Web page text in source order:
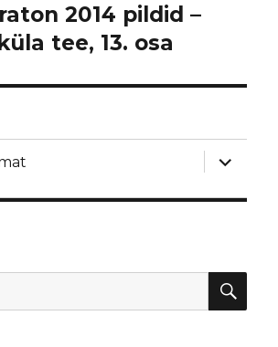
2014 pildid –
tee, 13. osa
laienda